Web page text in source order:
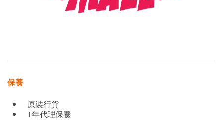
保養
原裝行貨
1年代理保養